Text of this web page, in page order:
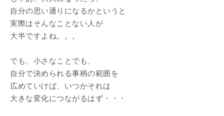
自分の思い通りになるかというと
実際はそんなことない人が
大半ですよね。。。
でも、小さなことでも、
自分で決められる事柄の範囲を
広めていけば、いつかそれは
大きな変化につながるはず・・・